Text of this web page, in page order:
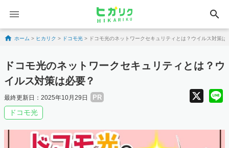
search
Skip to content
ホーム > ヒカリク > ドコモ光 > ドコモ光のネットワークセキュリティとは？ウイルス対策は
ドコモ光のネットワークセキュリティとは？ウ
イルス対策は必要？
最終更新日：2025年10月29日 PR X
ドコモ光